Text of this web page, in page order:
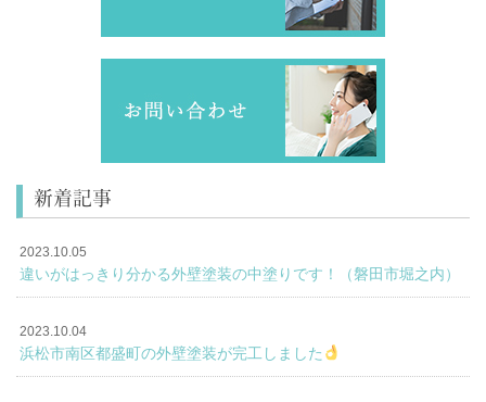
新着記事
2023.10.05
違いがはっきり分かる外壁塗装の中塗りです！（磐田市堀之内）
2023.10.04
浜松市南区都盛町の外壁塗装が完工しました